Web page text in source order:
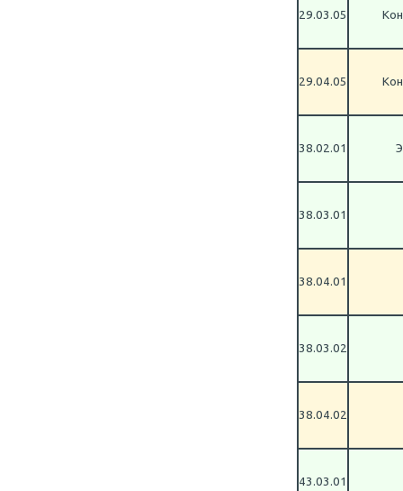
29.03.05
29.04.05
38.02.01
38.03.01
38.04.01
38.03.02
38.04.02
43.03.01